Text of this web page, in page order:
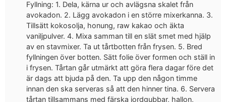
Fyllning: 1. Dela, kärna ur och avlägsna skalet från
avokadon. 2. Lägg avokadon i en större mixerkanna. 3.
Tillsätt kokosolja, honung, raw kakao och äkta
vaniljpulver. 4. Mixa samman till en slät smet med hjälp
av en stavmixer. Ta ut tårtbotten från frysen. 5. Bred
fyllningen över botten. Sätt folie över formen och ställ in
i frysen. Tårtan går utmärkt att göra flera dagar före det
är dags att bjuda på den. Ta upp den någon timme
innan den ska serveras så att den hinner tina. 6. Servera
tårtan tillsammans med färska jordgubbar, hallon,